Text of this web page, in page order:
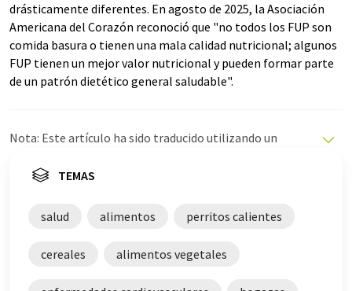
drásticamente diferentes. En agosto de 2025, la Asociación
Americana del Corazón reconoció que "no todos los FUP son
comida basura o tienen una mala calidad nutricional; algunos
FUP tienen un mejor valor nutricional y pueden formar parte
de un patrón dietético general saludable".
Nota: Este artículo ha sido traducido utilizando un
ofrece estas traducciones automáticas para presentar
este artículo ha sido traducido con traducción
automática, es posible que contenga errores de
vocabulario, sintaxis o gramática. El artículo original en
TEMAS
salud alimentos perritos calientes
cereales alimentos vegetales